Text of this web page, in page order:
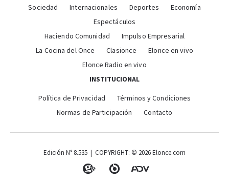
Sociedad
Internacionales Deportes
Economía
Espectáculos
Haciendo Comunidad
Impulso Empresarial
La Cocina del Once
Clasionce
Elonce en vivo
Elonce Radio en vivo
INSTITUCIONAL
Política de Privacidad
Términos y Condiciones
Normas de Participación
Contacto
Edición N° 8.535 | COPYRIGHT: © 2026 Elonce.com